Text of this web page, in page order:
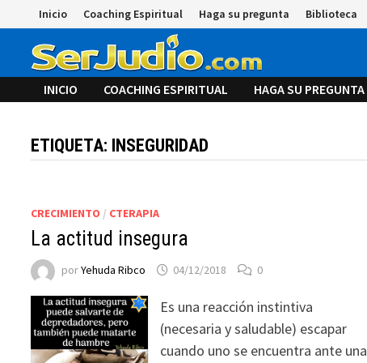
al
contenido
Inicio Coaching Espiritual Haga su pregunta Biblioteca
INICIO COACHING ESPIRITUAL HAGA SU PREGUNTA
ETIQUETA: INSEGURIDAD
CRECIMIENTO / CTERAPIA
La actitud insegura
porYehuda Ribco 04/12/2018 0
Es una reacción instintiva
(necesaria y saludable) escapar
cuando uno se encuentra ante una